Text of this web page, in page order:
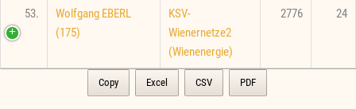
53.
Wolfgang EBERL
(175)
KSV-
Wienernetze2
(Wienenergie)
2776 24
Copy Excel CSV PDF